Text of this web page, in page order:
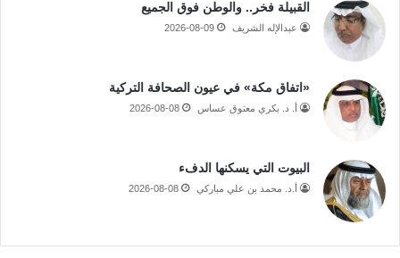
القبيلة فخر.. والوطن فوق الجميع
عبدالإله الشريف 2026-08-09
«اتفاق مكة» في عيون الصحافة التركية
أ. د. بكري معتوق عساس 2026-08-08
البيوت التي يسكنها الدفء
أ.د. محمد بن علي مباركي 2026-08-08